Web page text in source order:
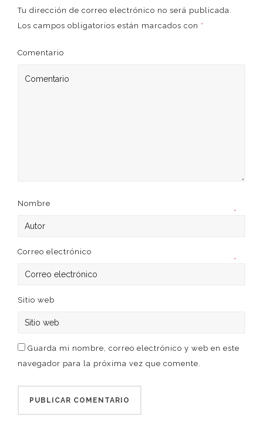
Tu dirección de correo electrónico no será publicada.
Los campos obligatorios están marcados con *
Comentario
Nombre
*
Correo electrónico
*
Sitio web
Guarda mi nombre, correo electrónico y web en este
navegador para la próxima vez que comente.